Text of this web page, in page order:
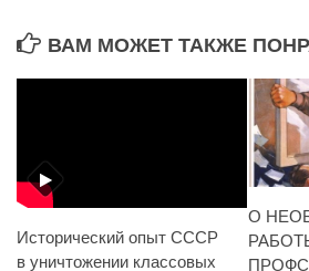
ВАМ МОЖЕТ ТАКЖЕ
Исторический опыт СССР
в уничтожении классовых
О